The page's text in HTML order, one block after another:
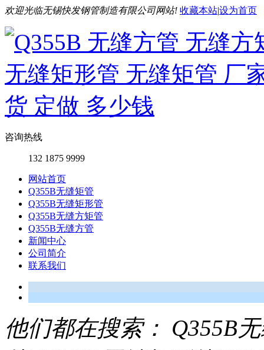
欢迎光临无锡快发钢管制造有限公司网站! 收藏本站|设为首页
咨询热线
132 1875 9999
网站首页
Q355B无缝矩管
Q355B无缝矩形管
Q355B无缝方矩管
Q355B无缝方管
新闻中心
公司简介
联系我们
他们都在搜索： Q355B